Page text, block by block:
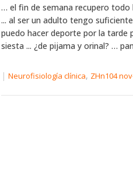
… el fin de semana recupero
... al ser un adulto tengo
puedo hacer deporte por la tarde
siesta ... ¿de pijama y orinal? …
| Neurofisiología clínica, ZHn104